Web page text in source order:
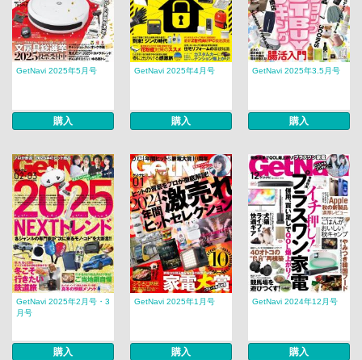
GetNavi 2025年5月号
購入
GetNavi 2025年4月号
購入
GetNavi 2025年3.5月号
購入
GetNavi 2025年2月号・3
月号
購入
GetNavi 2025年1月号
購入
GetNavi 2024年12月号
購入